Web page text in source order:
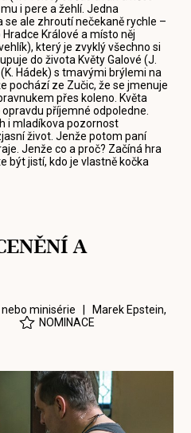
i pere a žehlí. Jedna
ale zhroutí nečekaně rychle –
Králové a místo něj
který je zvyklý všechno si
do života Květy Galové (J.
Hádek) s tmavými brýlemi na
pochází ze Zučic, že se jmenuje
přes koleno. Květa
příjemné odpoledne.
i mladíkova pozornost
život. Jenže potom paní
Jenže co a proč? Začíná hra
být jistí, kdo je vlastně kočka
A
minisérie | Marek Epstein,
NOMINACE